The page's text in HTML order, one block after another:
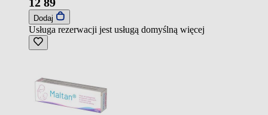
Dodaj
Usługa rezerwacji jest usługą domyślną więcej